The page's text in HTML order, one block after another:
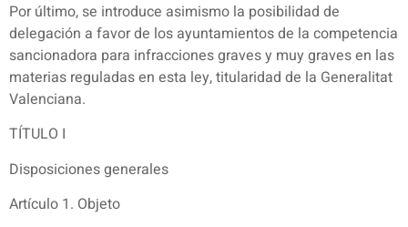
Por último, se introduce asimismo la posibilidad de
delegación a favor de los ayuntamientos de la competencia
sancionadora para infracciones graves y muy graves en las
materias reguladas en esta ley, titularidad de la Generalitat
Valenciana.
TÍTULO I
Disposiciones generales
Artículo 1. Objeto